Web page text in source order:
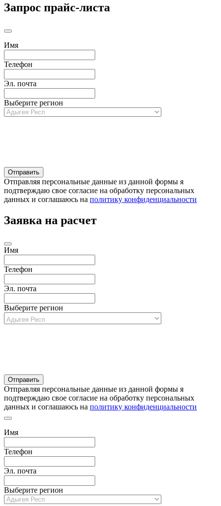
Запрос прайс-листа
Имя
Телефон
Эл. почта
Выберите регион
Отправляя персональные данные из данной формы я
подтверждаю свое согласие на обработку персональных
данных и соглашаюсь на политику конфиденциальности
Заявка на расчет
Имя
Телефон
Эл. почта
Выберите регион
Отправляя персональные данные из данной формы я
подтверждаю свое согласие на обработку персональных
данных и соглашаюсь на политику конфиденциальности
Имя
Телефон
Эл. почта
Выберите регион